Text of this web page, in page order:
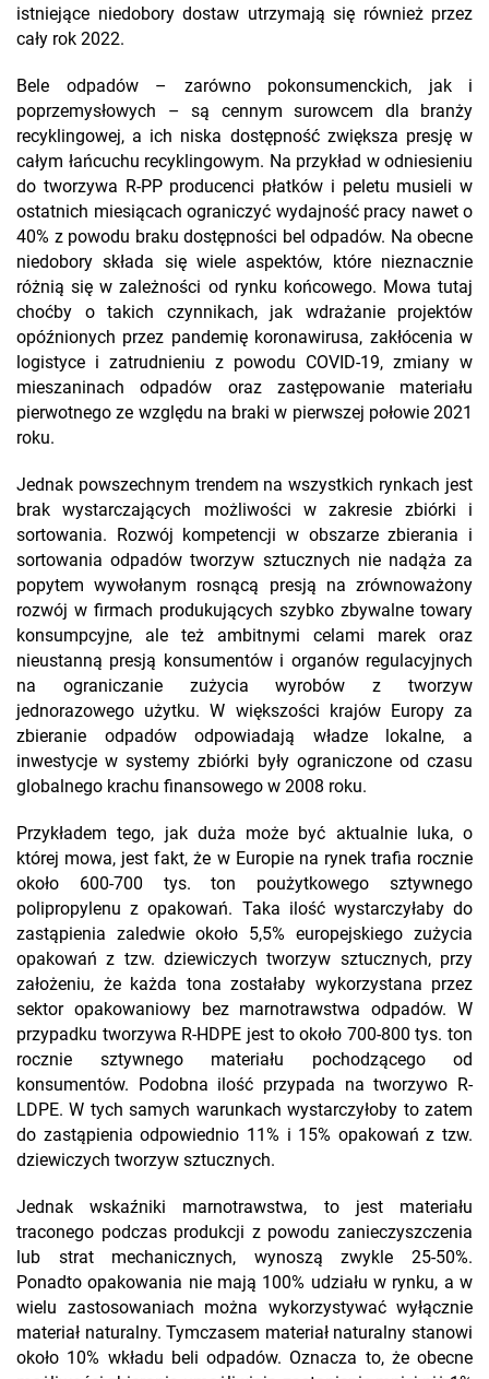
istniejące niedobory dostaw utrzymają się również przez
cały rok 2022.
Bele odpadów – zarówno pokonsumenckich, jak i
poprzemysłowych – są cennym surowcem dla branży
recyklingowej, a ich niska dostępność zwiększa presję w
całym łańcuchu recyklingowym. Na przykład w odniesieniu
do tworzywa R-PP producenci płatków i peletu musieli w
ostatnich miesiącach ograniczyć wydajność pracy nawet o
40% z powodu braku dostępności bel odpadów. Na obecne
niedobory składa się wiele aspektów, które nieznacznie
różnią się w zależności od rynku końcowego. Mowa tutaj
choćby o takich czynnikach, jak wdrażanie projektów
opóźnionych przez pandemię koronawirusa, zakłócenia w
logistyce i zatrudnieniu z powodu COVID-19, zmiany w
mieszaninach odpadów oraz zastępowanie materiału
pierwotnego ze względu na braki w pierwszej połowie 2021
roku.
Jednak powszechnym trendem na wszystkich rynkach jest
brak wystarczających możliwości w zakresie zbiórki i
sortowania. Rozwój kompetencji w obszarze zbierania i
sortowania odpadów tworzyw sztucznych nie nadąża za
popytem wywołanym rosnącą presją na zrównoważony
rozwój w firmach produkujących szybko zbywalne towary
konsumpcyjne, ale też ambitnymi celami marek oraz
nieustanną presją konsumentów i organów regulacyjnych
na ograniczanie zużycia wyrobów z tworzyw
jednorazowego użytku. W większości krajów Europy za
zbieranie odpadów odpowiadają władze lokalne, a
inwestycje w systemy zbiórki były ograniczone od czasu
globalnego krachu finansowego w 2008 roku.
Przykładem tego, jak duża może być aktualnie luka, o
której mowa, jest fakt, że w Europie na rynek trafia rocznie
około 600-700 tys. ton poużytkowego sztywnego
polipropylenu z opakowań. Taka ilość wystarczyłaby do
zastąpienia zaledwie około 5,5% europejskiego zużycia
opakowań z tzw. dziewiczych tworzyw sztucznych, przy
założeniu, że każda tona zostałaby wykorzystana przez
sektor opakowaniowy bez marnotrawstwa odpadów. W
przypadku tworzywa R-HDPE jest to około 700-800 tys. ton
rocznie sztywnego materiału pochodzącego od
konsumentów. Podobna ilość przypada na tworzywo R-
LDPE. W tych samych warunkach wystarczyłoby to zatem
do zastąpienia odpowiednio 11% i 15% opakowań z tzw.
dziewiczych tworzyw sztucznych.
Jednak wskaźniki marnotrawstwa, to jest materiału
traconego podczas produkcji z powodu zanieczyszczenia
lub strat mechanicznych, wynoszą zwykle 25-50%.
Ponadto opakowania nie mają 100% udziału w rynku, a w
wielu zastosowaniach można wykorzystywać wyłącznie
materiał naturalny. Tymczasem materiał naturalny stanowi
około 10% wkładu beli odpadów. Oznacza to, że obecne